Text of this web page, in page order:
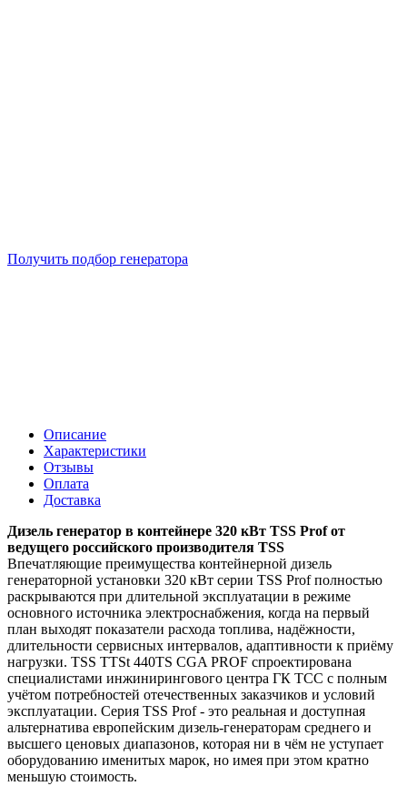
Получить подбор генератора
Описание
Характеристики
Отзывы
Оплата
Доставка
Дизель генератор в контейнере 320 кВт TSS Prof от
ведущего российского производителя TSS
Впечатляющие преимущества контейнерной дизель
генераторной установки 320 кВт серии TSS Prof полностью
раскрываются при длительной эксплуатации в режиме
основного источника электроснабжения, когда на первый
план выходят показатели расхода топлива, надёжности,
длительности сервисных интервалов, адаптивности к приёму
нагрузки. TSS TTSt 440TS CGA PROF спроектирована
специалистами инжинирингового центра ГК ТСС с полным
учётом потребностей отечественных заказчиков и условий
эксплуатации. Серия TSS Prof - это реальная и доступная
альтернатива европейским дизель-генераторам среднего и
высшего ценовых диапазонов, которая ни в чём не уступает
оборудованию именитых марок, но имея при этом кратно
меньшую стоимость.